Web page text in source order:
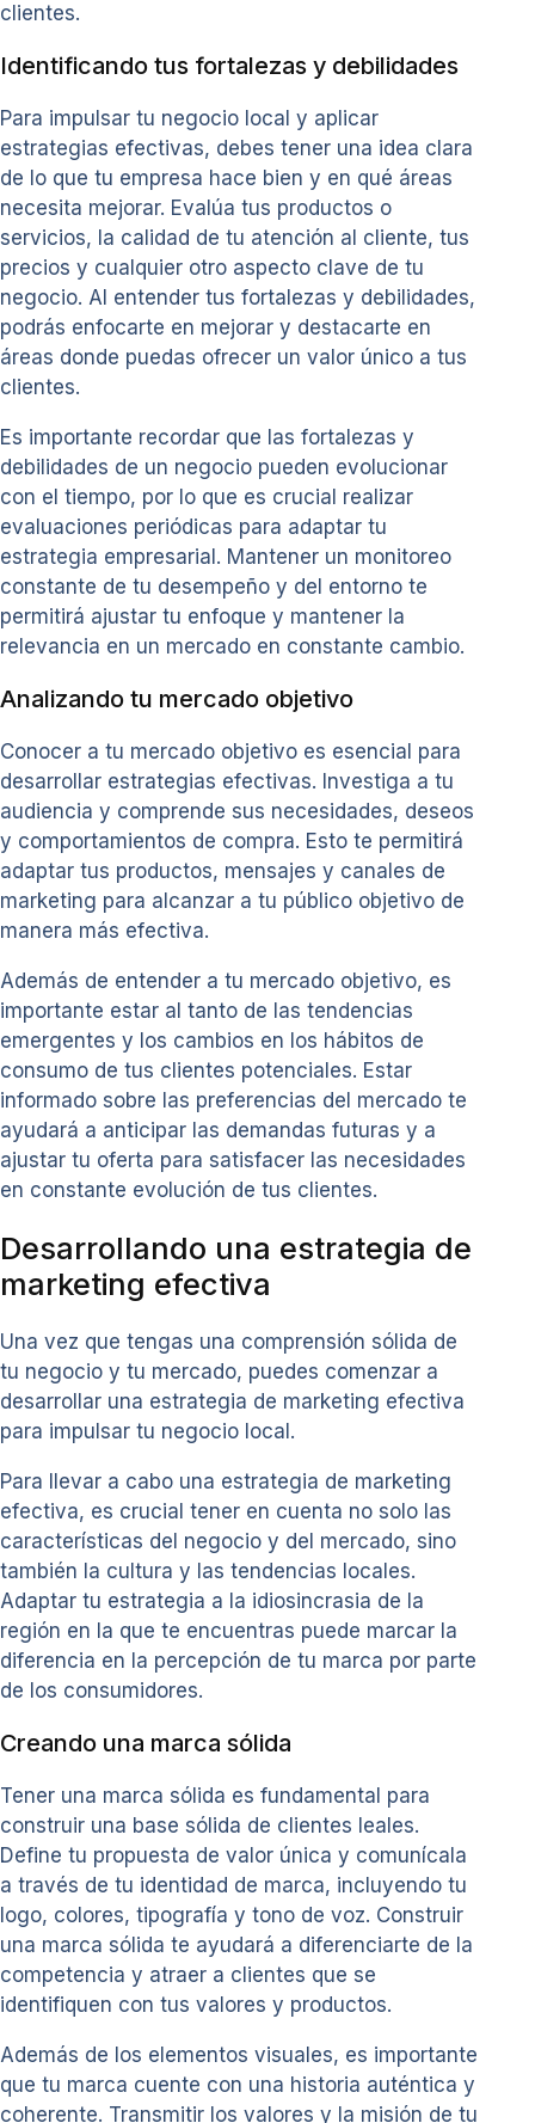
clientes.
Identificando tus fortalezas y debilidades
Para impulsar tu negocio local y aplicar
estrategias efectivas, debes tener una idea clara
de lo que tu empresa hace bien y en qué áreas
necesita mejorar. Evalúa tus productos o
servicios, la calidad de tu atención al cliente, tus
precios y cualquier otro aspecto clave de tu
negocio. Al entender tus fortalezas y debilidades,
podrás enfocarte en mejorar y destacarte en
áreas donde puedas ofrecer un valor único a tus
clientes.
Es importante recordar que las fortalezas y
debilidades de un negocio pueden evolucionar
con el tiempo, por lo que es crucial realizar
evaluaciones periódicas para adaptar tu
estrategia empresarial. Mantener un monitoreo
constante de tu desempeño y del entorno te
permitirá ajustar tu enfoque y mantener la
relevancia en un mercado en constante cambio.
Analizando tu mercado objetivo
Conocer a tu mercado objetivo es esencial para
desarrollar estrategias efectivas. Investiga a tu
audiencia y comprende sus necesidades, deseos
y comportamientos de compra. Esto te permitirá
adaptar tus productos, mensajes y canales de
marketing para alcanzar a tu público objetivo de
manera más efectiva.
Además de entender a tu mercado objetivo, es
importante estar al tanto de las tendencias
emergentes y los cambios en los hábitos de
consumo de tus clientes potenciales. Estar
informado sobre las preferencias del mercado te
ayudará a anticipar las demandas futuras y a
ajustar tu oferta para satisfacer las necesidades
en constante evolución de tus clientes.
Desarrollando una estrategia de
marketing efectiva
Una vez que tengas una comprensión sólida de
tu negocio y tu mercado, puedes comenzar a
desarrollar una estrategia de marketing efectiva
para impulsar tu negocio local.
Para llevar a cabo una estrategia de marketing
efectiva, es crucial tener en cuenta no solo las
características del negocio y del mercado, sino
también la cultura y las tendencias locales.
Adaptar tu estrategia a la idiosincrasia de la
región en la que te encuentras puede marcar la
diferencia en la percepción de tu marca por parte
de los consumidores.
Creando una marca sólida
Tener una marca sólida es fundamental para
construir una base sólida de clientes leales.
Define tu propuesta de valor única y comunícala
a través de tu identidad de marca, incluyendo tu
logo, colores, tipografía y tono de voz. Construir
una marca sólida te ayudará a diferenciarte de la
competencia y atraer a clientes que se
identifiquen con tus valores y productos.
Además de los elementos visuales, es importante
que tu marca cuente con una historia auténtica y
coherente. Transmitir los valores y la misión de tu